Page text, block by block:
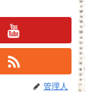
管理人